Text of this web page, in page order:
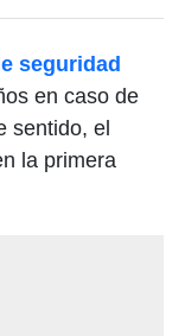
seguridad
en caso de
sentido, el
la primera